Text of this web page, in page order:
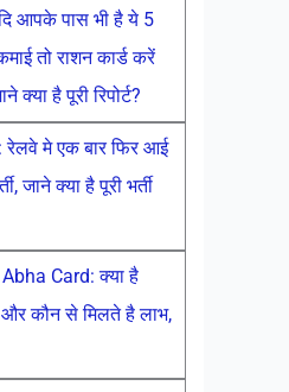
आपके पास भी है ये 5
तो राशन कार्ड करें
क्या है पूरी रिपोर्ट?
मे एक बार फिर आई
जाने क्या है पूरी भर्ती
Card: क्या है
कौन से मिलते है लाभ,